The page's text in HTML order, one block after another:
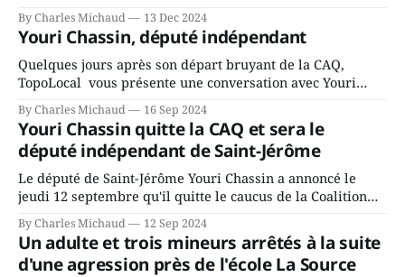
fait l’annonce en s’adressant aux employés de la ville,
rassemblés en soirée pour leur traditionnel souper
By Charles Michaud 13 Dec 2024
Youri Chassin, député indépendant
Quelques jours après son départ bruyant de la CAQ,
TopoLocal vous présente une conversation avec Youri
depuis longtemps? Sera-t-il candidat indépendant dans 2
ans? Joindrait-il un autre parti, par exemple les
conservateurs d’Éric Duhaime? Que lui
By Charles Michaud 16 Sep 2024
Youri Chassin quitte la CAQ et sera le
député indépendant de Saint-Jérôme
Le député de Saint-Jérôme Youri Chassin a annoncé le
jeudi 12 septembre qu'il quitte le caucus de la Coalition
gouvernement de la CAQ, surtout de son incapacité, qu'il
juge chronique, à offrir des
By Charles Michaud 12 Sep 2024
Un adulte et trois mineurs arrêtés à la suite
d'une agression près de l'école La Source